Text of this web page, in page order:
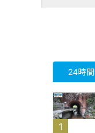
24時間
1